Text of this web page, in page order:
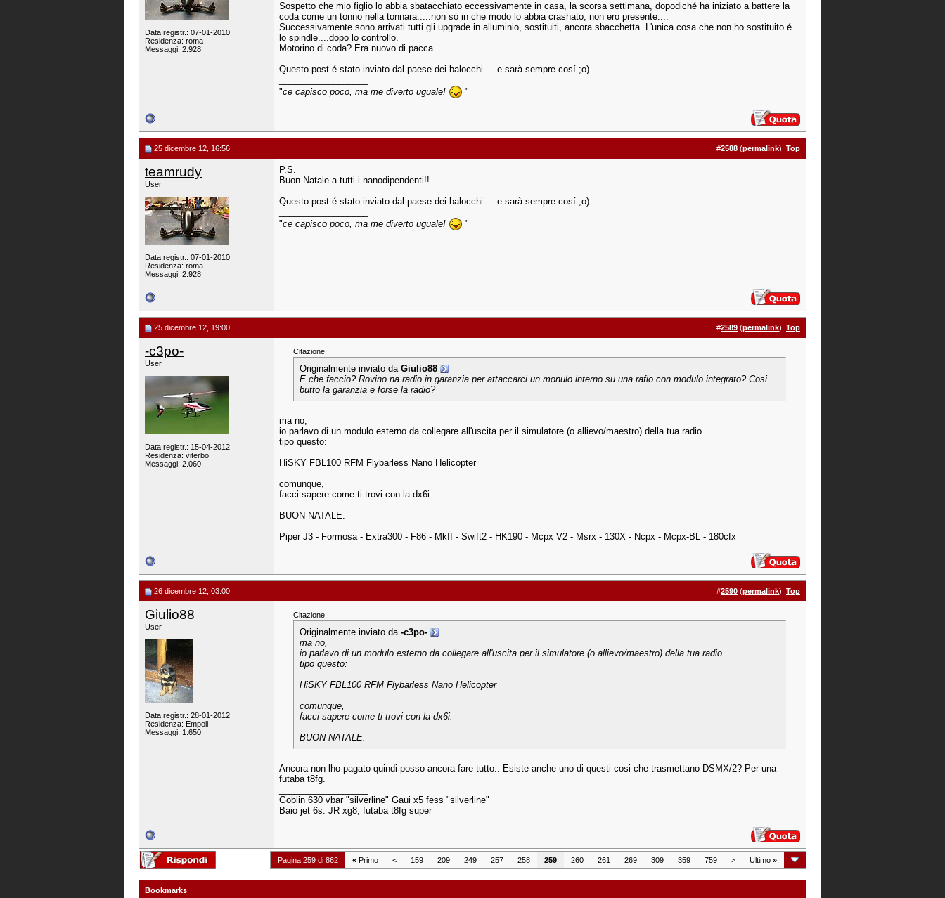
Data registr.: 07-01-2010
Residenza: roma
Messaggi: 2.928
Sospetto che mio figlio lo abbia sbatacchiato eccessivamente in casa, la scorsa settimana, dopodiché ha iniziato a battere la
coda come un tonno nella tonnara.....non só in che modo lo abbia crashato, non ero presente....
Successivamente sono arrivati tutti gli upgrade in alluminio, sostituiti, ancora sbacchetta. L'unica cosa che non ho sostituito é
lo spindle....dopo lo controllo.
Motorino di coda? Era nuovo di pacca...
Questo post é stato inviato dal paese dei balocchi.....e sarà sempre cosí ;o)
"ce capisco poco, ma me diverto uguale! "
25 dicembre 12, 16:56 #2588 (permalink) Top
teamrudy
User
Data registr.: 07-01-2010
Residenza: roma
Messaggi: 2.928
P.S.
Buon Natale a tutti i nanodipendenti!!
Questo post é stato inviato dal paese dei balocchi.....e sarà sempre cosí ;o)
"ce capisco poco, ma me diverto uguale! "
25 dicembre 12, 19:00 #2589 (permalink) Top
-c3po-
User
Data registr.: 15-04-2012
Residenza: viterbo
Messaggi: 2.060
Citazione:
Originalmente inviato da Giulio88
E che faccio? Rovino na radio in garanzia per attaccarci un monulo interno su una rafio con modulo integrato? Cosi
butto la garanzia e forse la radio?
ma no,
io parlavo di un modulo esterno da collegare all'uscita per il simulatore (o allievo/maestro) della tua radio.
tipo questo:
HiSKY FBL100 RFM Flybarless Nano Helicopter
comunque,
facci sapere come ti trovi con la dx6i.
BUON NATALE.
Piper J3 - Formosa - Extra300 - F86 - MkII - Swift2 - HK190 - Mcpx V2 - Msrx - 130X - Ncpx - Mcpx-BL - 180cfx
26 dicembre 12, 03:00 #2590 (permalink) Top
Giulio88
User
Data registr.: 28-01-2012
Residenza: Empoli
Messaggi: 1.650
Citazione:
Originalmente inviato da -c3po-
ma no,
io parlavo di un modulo esterno da collegare all'uscita per il simulatore (o allievo/maestro) della tua radio.
tipo questo:
HiSKY FBL100 RFM Flybarless Nano Helicopter
comunque,
facci sapere come ti trovi con la dx6i.
BUON NATALE.
Ancora non lho pagato quindi posso ancora fare tutto.. Esiste anche uno di questi cosi che trasmettano DSMX/2? Per una
futaba t8fg.
Goblin 630 vbar "silverline" Gaui x5 fess "silverline"
Baio jet 6s. JR xg8, futaba t8fg super
Pagina 259 di 862 « Primo < 159 209 249 257 258 259 260 261 269 309 359 759 > Ultimo »
Bookmarks